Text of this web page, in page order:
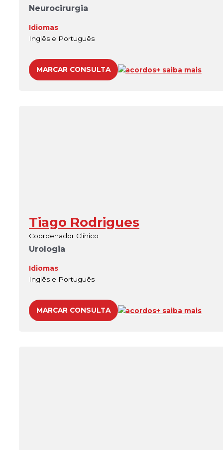
Neurocirurgia
Idiomas
Inglês e Português
MARCAR CONSULTA acordos+ saiba mais
Tiago Rodrigues
Coordenador Clínico
Urologia
Idiomas
Inglês e Português
MARCAR CONSULTA acordos+ saiba mais